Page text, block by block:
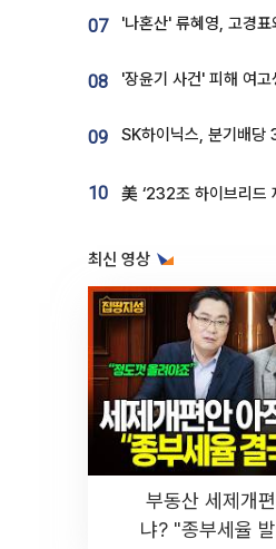
07
08
09
10
최신 영상
부동산 세제개
냐? "종부세율